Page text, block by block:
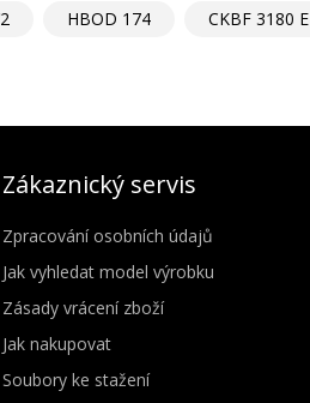
HBOD 174 CKBF 3180 E
Zákaznický servis
Zpracování osobních údajů
Jak vyhledat model výrobku
Zásady vrácení zboží
Jak nakupovat
Soubory ke stažení